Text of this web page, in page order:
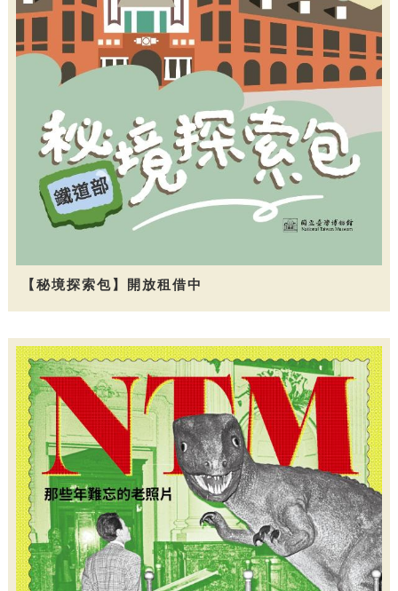
【秘境探索包】開放租借中